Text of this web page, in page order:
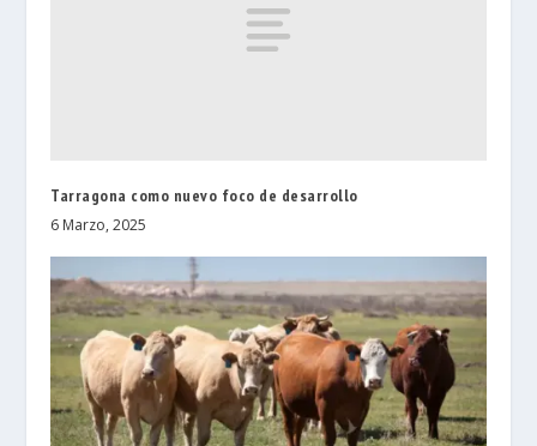
Tarragona como nuevo foco de desarrollo
6 Marzo, 2025